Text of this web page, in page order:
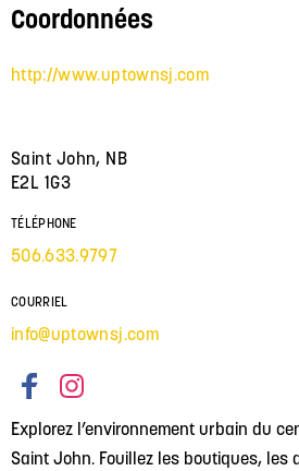
Explorez l’environnement urbain du
Saint John. Fouillez les boutiques, les
Coordonnées
http://www.uptownsj.com
Saint John, NB
E2L 1G3
TÉLÉPHONE
506.633.9797
COURRIEL
info@uptownsj.com